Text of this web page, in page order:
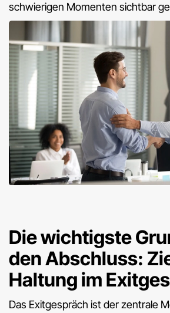
schwierigen Momenten sichtbar
Die wichtigste
den Abschluss:
Haltung im
Das Exitgespräch ist der zentrale